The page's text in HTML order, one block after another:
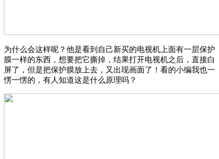
为什么会这样呢？他是看到自己新买的电视机上面有一层保护
膜一样的东西，想要把它撕掉，结果打开电视机之后，直接白
屏了，但是把保护膜放上去，又出现画面了！看的小编我也一
愣一愣的，有人知道这是什么原理吗？